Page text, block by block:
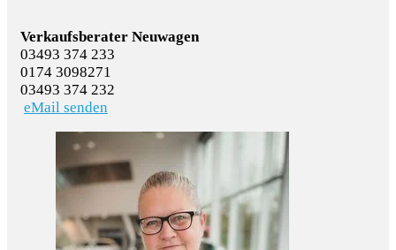
Verkaufsberater Neuwagen
03493 374 233
0174 3098271
03493 374 232
eMail senden